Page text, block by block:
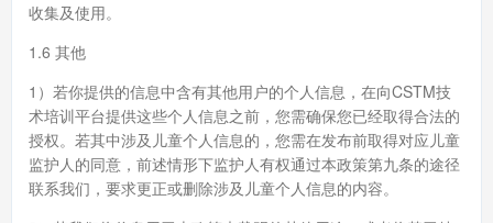
收集及使用。
1.6 其他
1）若你提供的信息中含有其他用户的个人信息，在向CSTM技
术培训平台提供这些个人信息之前，您需确保您已经取得合法的
授权。若其中涉及儿童个人信息的，您需在发布前取得对应儿童
监护人的同意，前述情形下监护人有权通过本政策第九条的途径
联系我们，要求更正或删除涉及儿童个人信息的内容。